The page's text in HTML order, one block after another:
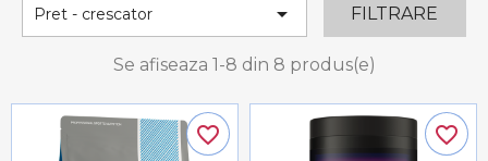
Pret - crescator  FILTRARE
Se afiseaza 1-8 din 8 produs(e)
favorite_border favorite_border